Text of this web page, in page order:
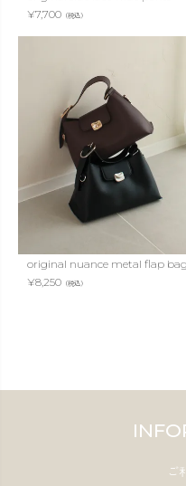
¥7,700 （税込）
original nuance metal flap bag
¥8,250 （税込）
ご